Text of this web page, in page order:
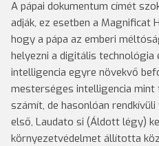
A pápai dokumentum címét
adják, ez esetben a Magnificat
hogy a pápa az emberi
helyezni a digitális technológia
intelligencia egyre növekvő
mesterséges intelligencia mint
számít, de hasonlóan
első, Laudato si (Áldott légy)
környezetvédelmet állította